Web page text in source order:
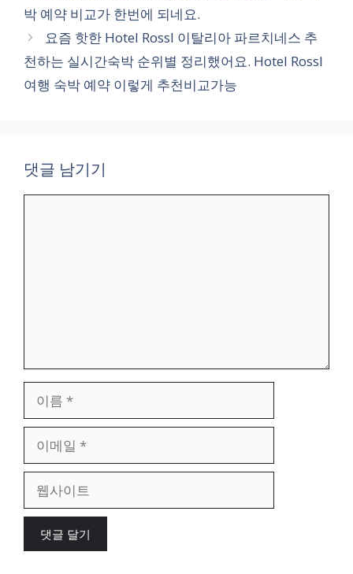
박 예약 비교가 한번에 되네요.
요즘 핫한 Hotel Rossl 이탈리아 파르치네스 추
천하는 실시간숙박 순위별 정리했어요. Hotel Rossl
여행 숙박 예약 이렇게 추천비교가능
댓글 남기기
일
이